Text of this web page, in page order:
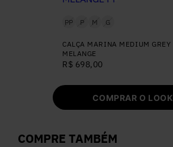
PP P M G
CALÇA MARINA MEDIUM GREY
MELANGE
R$ 698,00
COMPRAR O LOOK
COMPRE TAMBÉM